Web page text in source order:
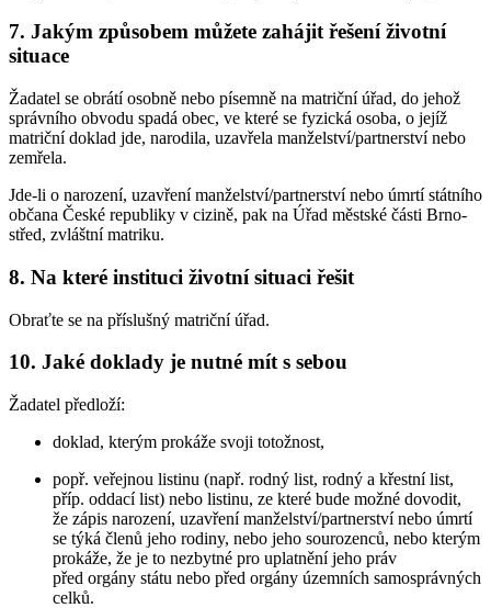
7. Jakým způsobem můžete zahájit řešení životní
situace
Žadatel se obrátí osobně nebo písemně na matriční úřad, do jehož
správního obvodu spadá obec, ve které se fyzická osoba, o jejíž
matriční doklad jde, narodila, uzavřela manželství/partnerství nebo
zemřela.
Jde-li o narození, uzavření manželství/partnerství nebo úmrtí státního
občana České republiky v cizině, pak na Úřad městské části Brno-
střed, zvláštní matriku.
8. Na které instituci životní situaci řešit
Obraťte se na příslušný matriční úřad.
10. Jaké doklady je nutné mít s sebou
Žadatel předloží:
doklad, kterým prokáže svoji totožnost,
popř. veřejnou listinu (např. rodný list, rodný a křestní list,
příp. oddací list) nebo listinu, ze které bude možné dovodit,
že zápis narození, uzavření manželství/partnerství nebo úmrtí
se týká členů jeho rodiny, nebo jeho sourozenců, nebo kterým
prokáže, že je to nezbytné pro uplatnění jeho práv
před orgány státu nebo před orgány územních samosprávných
celků.